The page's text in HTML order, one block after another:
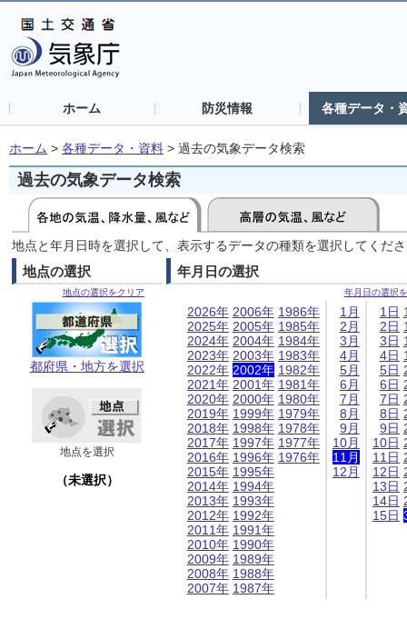
ホーム 防災情報 各種データ・
ホーム > 各種データ・資料 > 過去の気象データ検索
過去の気象データ検索
地点と年月日時を選択して、表示するデータの種類を選択してくだ
地点の選択
地点の選択をクリア
都府県・地方を選択
地点を選択
（未選択）
年月日の選択
年月日の選択
2026年
2025年
2024年
2023年
2022年
2021年
2020年
2019年
2018年
2017年
2016年
2015年
2014年
2013年
2012年
2011年
2010年
2009年
2008年
2007年
2006年
2005年
2004年
2003年
2002年
2001年
2000年
1999年
1998年
1997年
1996年
1995年
1994年
1993年
1992年
1991年
1990年
1989年
1988年
1987年
1986年
1985年
1984年
1983年
1982年
1981年
1980年
1979年
1978年
1977年
1976年
1月
2月
3月
4月
5月
6月
7月
8月
9月
10月
11月
12月
1日
2日
3日
4日
5日
6日
7日
8日
9日
10日
11日
12日
13日
14日
15日